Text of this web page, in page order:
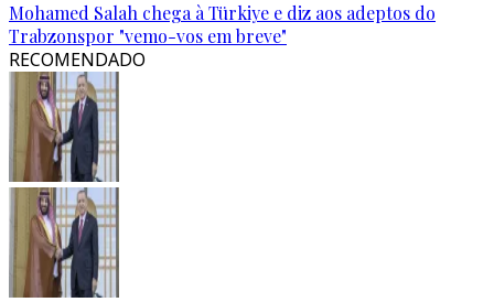
Mohamed Salah chega à Türkiye e diz aos adeptos do
Trabzonspor "vemo-vos em breve"
RECOMENDADO